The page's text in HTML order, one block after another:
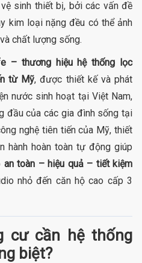
sinh thiết bị, bởi các vấn đề
kim loại nặng đều có thể ảnh
chất lượng sống.
– thương hiệu hệ thống lọc
từ Mỹ, được thiết kế và phát
nước sinh hoạt tại Việt Nam,
đầu của các gia đình sống tại
nghệ tiên tiến của Mỹ, thiết
hành hoàn toàn tự động giúp
an toàn – hiệu quả – tiết kiệm
nhỏ đến căn hộ cao cấp 3
cư cần hệ thống
biệt?